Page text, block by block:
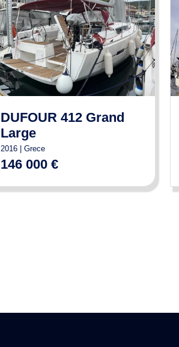
DUFOUR 412 Grand
Large
2016 | Grece
146 000 €